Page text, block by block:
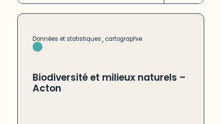
Données et statistiques, cartographie
Biodiversité et milieux naturels –
Acton